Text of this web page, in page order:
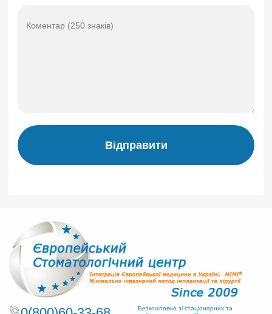
Відправити
Безкоштовно зі стаціонарних та